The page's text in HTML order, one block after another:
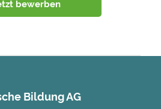
bewerben
Bildung AG